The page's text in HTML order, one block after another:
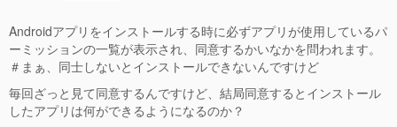
Androidアプリをインストールする時に必ずアプリが使用しているパ
ーミッションの一覧が表示され、同意するかいなかを問われます。
＃まぁ、同士しないとインストールできないんですけど
毎回ざっと見て同意するんですけど、結局同意するとインストール
したアプリは何ができるようになるのか？